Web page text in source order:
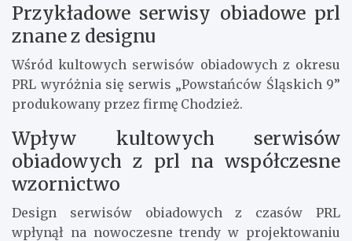
Przykładowe serwisy obiadowe prl
znane z designu
Wśród kultowych serwisów obiadowych z okresu
PRL wyróżnia się serwis „Powstańców Śląskich 9”
produkowany przez firmę Chodzież.
Wpływ kultowych serwisów
obiadowych z prl na współczesne
wzornictwo
Design serwisów obiadowych z czasów PRL
wpłynął na nowoczesne trendy w projektowaniu